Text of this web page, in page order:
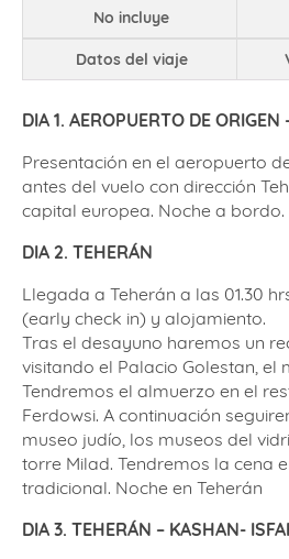
No incluye
Datos del viaje
DIA 1. AEROPUERTO DE ORIGEN
Presentación en el aeropuerto
antes del vuelo con dirección
capital europea. Noche a bordo.
DIA 2. TEHERÁN
Llegada a Teherán a las 01.30
(early check in) y alojamiento.
Tras el desayuno haremos un
visitando el Palacio Golestan, el
Tendremos el almuerzo en el
Ferdowsi. A continuación
museo judío, los museos del
torre Milad. Tendremos la cena
tradicional. Noche en Teherán
DIA 3. TEHERÁN – KASHAN-